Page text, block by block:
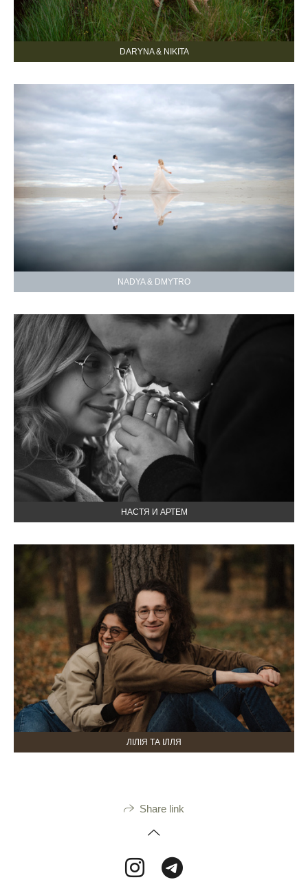
DARYNA & NIKITA
NADYA & DMYTRO
НАСТЯ И АРТЕМ
ЛІЛІЯ ТА ІЛЛЯ
Share link